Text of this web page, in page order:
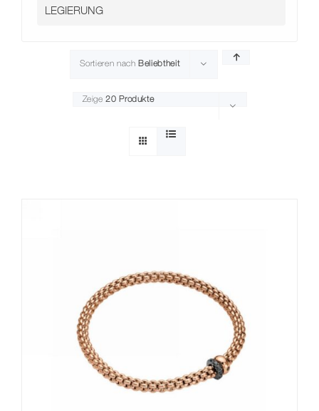
Sortieren nach Beliebtheit
Zeige20 Produkte